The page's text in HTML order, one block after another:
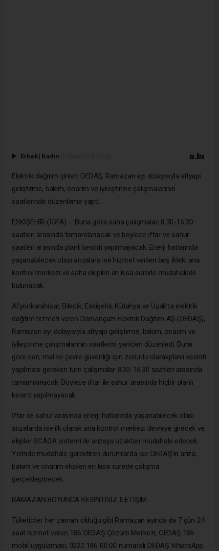
Erkek | Kadın
Elektrik dağıtım şirketi OEDAŞ, Ramazan ayı dolayısıyla altyapı
geliştirme, bakım, onarım ve iyileştirme çalışmalarının
saatlerinde düzenleme yaptı.
ESKİŞEHİR (İGFA) - Buna göre saha çalışmaları 8.30-16.30
saatleri arasında tamamlanacak ve böylece iftar ve sahur
saatleri arasında planlı kesinti yapılmayacak. Enerji hatlarında
yaşanabilecek olası arızalara ise hizmet verilen beş ildeki ana
kontrol merkezi ve saha ekipleri en kısa sürede müdahalede
bulunacak.
Afyonkarahisar, Bilecik, Eskişehir, Kütahya ve Uşak’ta elektrik
dağıtım hizmeti veren Osmangazi Elektrik Dağıtım AŞ (OEDAŞ),
Ramazan ayı dolayısıyla altyapı geliştirme, bakım, onarım ve
iyileştirme çalışmalarının saatlerini yeniden düzenledi. Buna
göre can, mal ve çevre güvenliği için zorunlu olarakplanlı kesinti
yapılması gereken tüm çalışmalar 8.30-16.30 saatleri arasında
tamamlanacak. Böylece iftar ile sahur arasında hiçbir planlı
kesinti yapılmayacak.
İftar ile sahur arasında enerji hatlarında yaşanabilecek olası
arızalarda ise ilk olarak ana kontrol merkezi devreye girecek ve
ekipler SCADA sistemi ile arızaya uzaktan müdahale edecek.
Yerinde müdahale gerektiren durumlarda ise OEDAŞ’ın arıza,
bakım ve onarım ekipleri en kısa sürede çalışma
gerçekleştirecek.
RAMAZAN BOYUNCA KESİNTİSİZ İLETİŞİM
Tüketiciler her zaman olduğu gibi Ramazan ayında da 7 gün 24
saat hizmet veren 186 OEDAŞ Çözüm Merkezi, OEDAŞ 186
mobil uygulaması, 0222 186 00 00 numaralı OEDAŞ WhatsApp